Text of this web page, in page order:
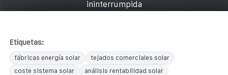
ininterrumpida
Etiquetas:
fábricas energía solar
tejados comerciales solar
coste sistema solar
análisis rentabilidad solar